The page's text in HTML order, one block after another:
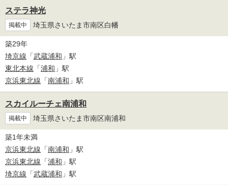
ステラ神光
掲載中 埼玉県さいたま市南区白幡
築29年
埼京線 「武蔵浦和 」駅
東北本線 「浦和 」駅
京浜東北線 「南浦和 」駅
スカイルーチェ南浦和
掲載中 埼玉県さいたま市南区南浦和
築1年未満
京浜東北線 「南浦和 」駅
京浜東北線 「浦和 」駅
埼京線 「武蔵浦和 」駅